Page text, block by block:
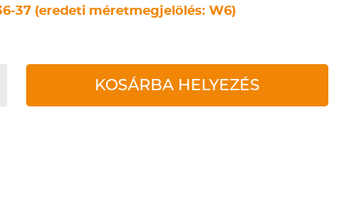
37 (eredeti méretmegjelölés: W6)
KOSÁRBA HELYEZÉS